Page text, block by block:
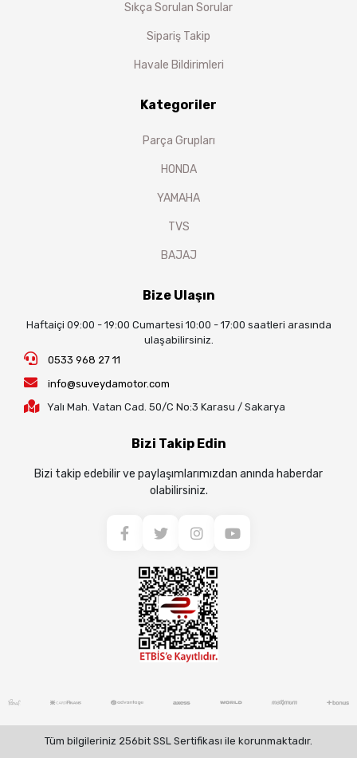
Sıkça Sorulan Sorular
Sipariş Takip
Havale Bildirimleri
Kategoriler
Parça Grupları
HONDA
YAMAHA
TVS
BAJAJ
Bize Ulaşın
Haftaiçi 09:00 - 19:00 Cumartesi 10:00 - 17:00 saatleri arasında
ulaşabilirsiniz.
0533 968 27 11
info@suveydamotor.com
Yalı Mah. Vatan Cad. 50/C No:3 Karasu / Sakarya
Bizi Takip Edin
Bizi takip edebilir ve paylaşımlarımızdan anında haberdar
olabilirsiniz.
Tüm bilgileriniz 256bit SSL Sertifikası ile korunmaktadır.